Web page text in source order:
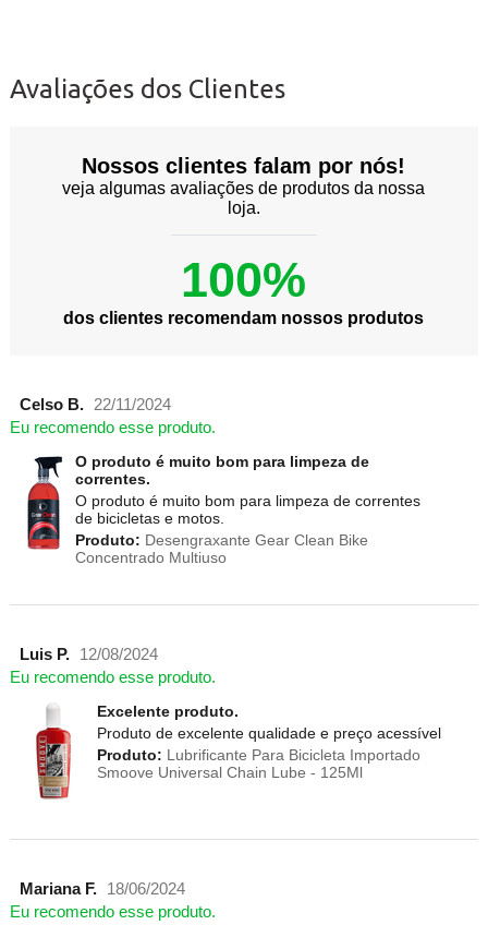
Avaliações dos Clientes
Nossos clientes falam por nós!
veja algumas avaliações de produtos da nossa
loja.
100%
dos clientes recomendam nossos produtos
Celso B.
22/11/2024
Eu recomendo esse produto.
O produto é muito bom para limpeza de
correntes.
O produto é muito bom para limpeza de correntes
de bicicletas e motos.
Produto: Desengraxante Gear Clean Bike
Concentrado Multiuso
Luis P.
12/08/2024
Eu recomendo esse produto.
Excelente produto.
Produto de excelente qualidade e preço acessível
Produto: Lubrificante Para Bicicleta Importado
Smoove Universal Chain Lube - 125Ml
Mariana F.
18/06/2024
Eu recomendo esse produto.